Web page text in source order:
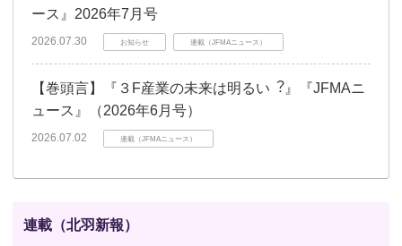
ース』2026年7月号
2026.07.30 お知らせ 連載（JFMAニュース）
【巻頭言】『３F産業の未来は明るい︖』『JFMAニ
ュース』（2026年6月号）
2026.07.02 連載（JFMAニュース）
連載（北羽新報）